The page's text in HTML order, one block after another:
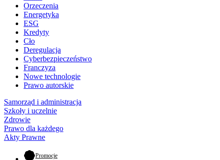
Orzeczenia
Energetyka
ESG
Kredyty
Cło
Deregulacja
Cyberbezpieczeństwo
Franczyza
Nowe technologie
Prawo autorskie
Samorząd i administracja
Szkoły i uczelnie
Zdrowie
Prawo dla każdego
Akty Prawne
Promocje- otwiera się w nowej karcie